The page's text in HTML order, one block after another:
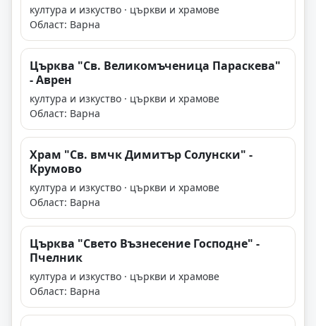
култура и изкуство · църкви и храмове
Област: Варна
Църква "Св. Великомъченица Параскева"
- Аврен
култура и изкуство · църкви и храмове
Област: Варна
Храм "Св. вмчк Димитър Солунски" -
Крумово
култура и изкуство · църкви и храмове
Област: Варна
Църква "Свето Възнесение Господне" -
Пчелник
култура и изкуство · църкви и храмове
Област: Варна